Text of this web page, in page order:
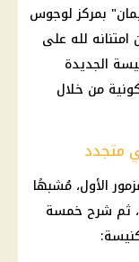
بمركز لوجوس
لله على
الجديدة
من خلال
متجدد
الأول، مُشبهًا
ثم شرح خمسة